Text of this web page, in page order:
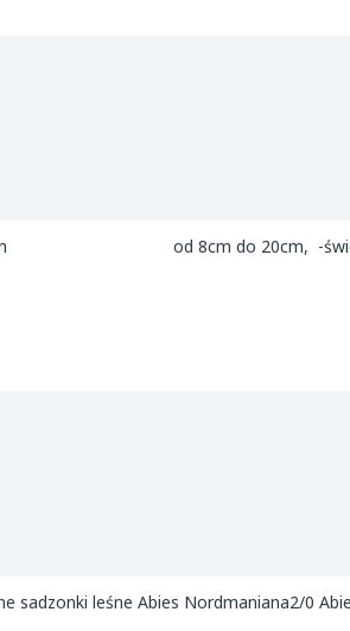
20 do 40cm od 8cm do 20cm, -
sadzonki leśne Abies Nordmaniana2/0